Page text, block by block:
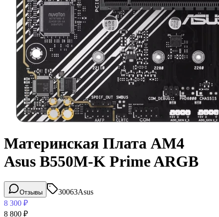
Материнская Плата AM4
Asus B550M-K Prime ARGB
Отзывы 30063Asus
8 300 ₽
8 800 ₽